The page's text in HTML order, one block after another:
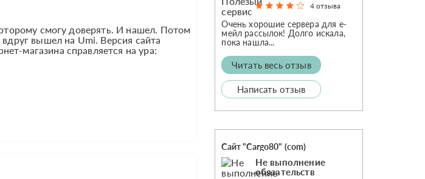
смогу доверять. И нашел. Потом
вышел на Umi. Версия сайта
магазина справляется на ура:
4 отзыва
Очень хорошие сервера для е-
мейл рассылок! Долго искала,
пока нашла...
Читать весь отзыв
Написать отзыв
Сайт "Cargo80" (com)
Не выполнение
обязательств